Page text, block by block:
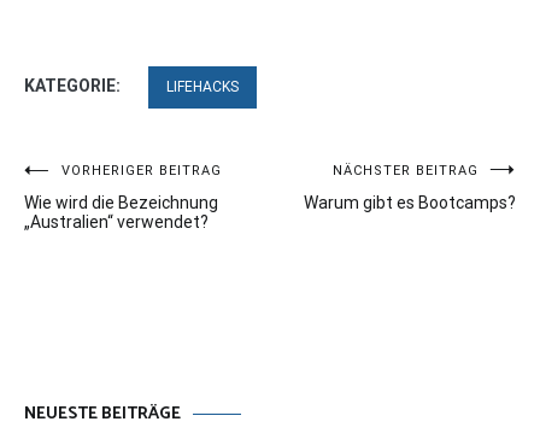
KATEGORIE: LIFEHACKS
Beitragsnavigation
VORHERIGER BEITRAG
Wie wird die Bezeichnung
„Australien“ verwendet?
NÄCHSTER BEITRAG
Warum gibt es Bootcamps?
NEUESTE BEITRÄGE